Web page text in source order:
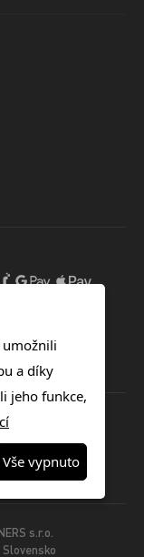
s.r.o.
Slovensko
umožnili
a díky
jeho funkce,
Vše vypnuto